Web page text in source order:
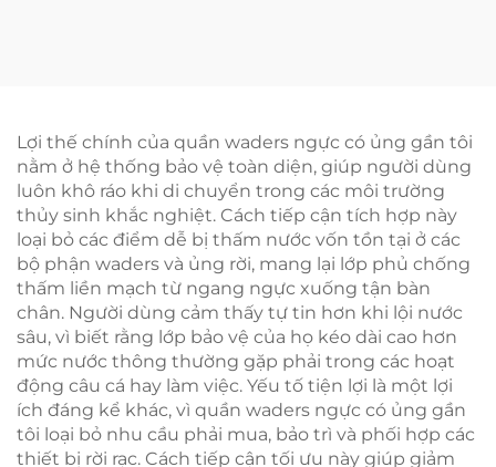
Lợi thế chính của quần waders ngực có ủng gần tôi
nằm ở hệ thống bảo vệ toàn diện, giúp người dùng
luôn khô ráo khi di chuyển trong các môi trường
thủy sinh khắc nghiệt. Cách tiếp cận tích hợp này
loại bỏ các điểm dễ bị thấm nước vốn tồn tại ở các
bộ phận waders và ủng rời, mang lại lớp phủ chống
thấm liền mạch từ ngang ngực xuống tận bàn
chân. Người dùng cảm thấy tự tin hơn khi lội nước
sâu, vì biết rằng lớp bảo vệ của họ kéo dài cao hơn
mức nước thông thường gặp phải trong các hoạt
động câu cá hay làm việc. Yếu tố tiện lợi là một lợi
ích đáng kể khác, vì quần waders ngực có ủng gần
tôi loại bỏ nhu cầu phải mua, bảo trì và phối hợp các
thiết bị rời rạc. Cách tiếp cận tối ưu này giúp giảm